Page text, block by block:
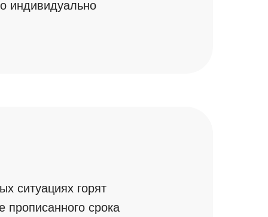
индивидуально
ситуациях горят
прописанного срока